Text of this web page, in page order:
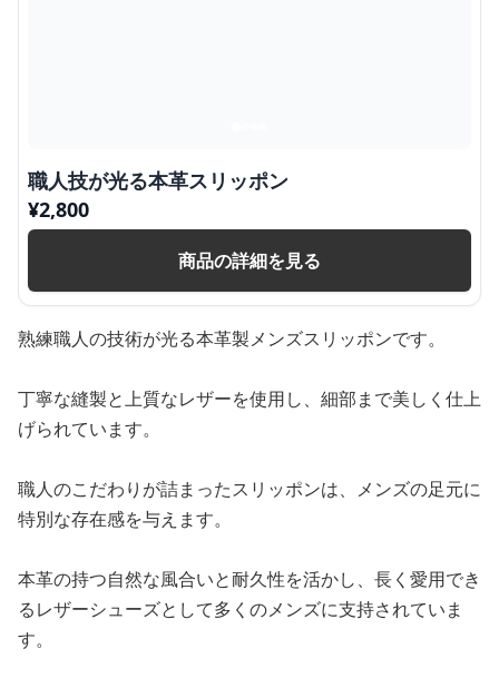
職人技が光る本革スリッポン
¥2,800
商品の詳細を見る
熟練職人の技術が光る本革製メンズスリッポンです。
丁寧な縫製と上質なレザーを使用し、細部まで美しく仕上
げられています。
職人のこだわりが詰まったスリッポンは、メンズの足元に
特別な存在感を与えます。
本革の持つ自然な風合いと耐久性を活かし、長く愛用でき
るレザーシューズとして多くのメンズに支持されていま
す。